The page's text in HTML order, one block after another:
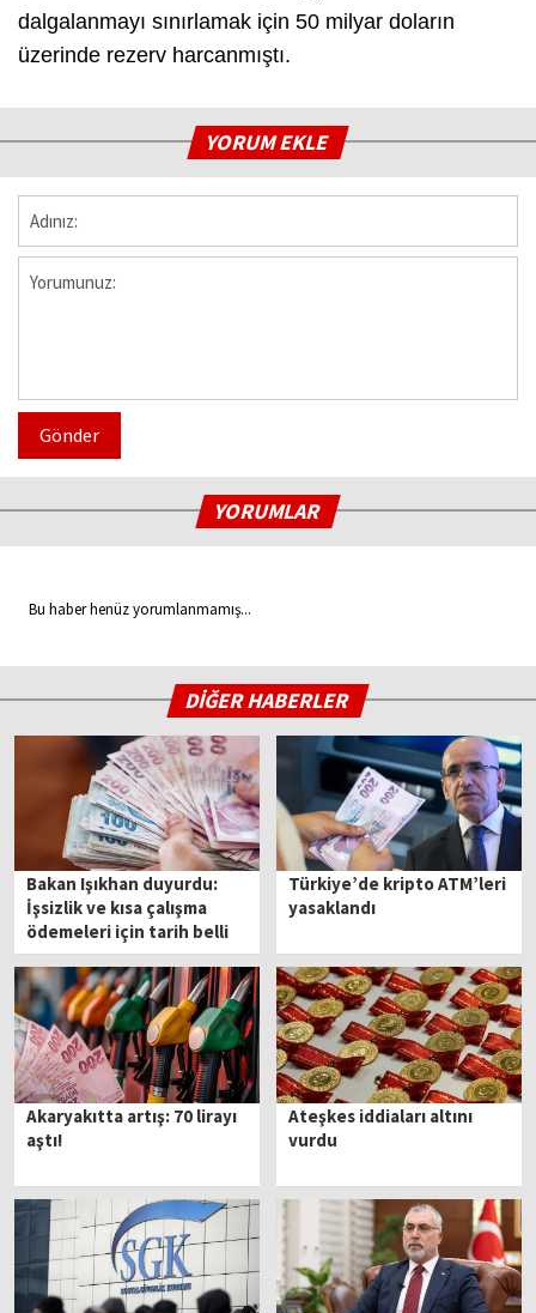
dalgalanmayı sınırlamak için 50 milyar doların
üzerinde rezerv harcanmıştı.
YORUM EKLE
Gönder
YORUMLAR
Bu haber henüz yorumlanmamış...
DİĞER HABERLER
Bakan Işıkhan duyurdu:
İşsizlik ve kısa çalışma
ödemeleri için tarih belli
oldu
Türkiye’de kripto ATM’leri
yasaklandı
Akaryakıtta artış: 70 lirayı
aştı!
Ateşkes iddiaları altını
vurdu